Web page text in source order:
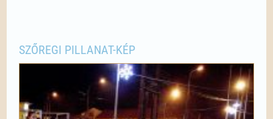
SZŐREGI PILLANAT-KÉP